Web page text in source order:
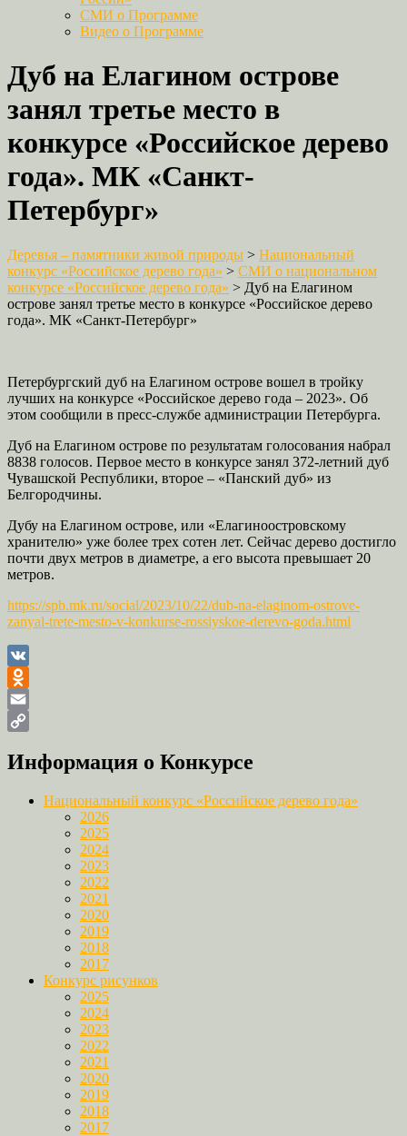
СМИ о Программе
Видео о Программе
Дуб на Елагином острове
занял третье место в
конкурсе «Российское дерево
года». МК «Санкт-
Петербург»
Деревья – памятники живой природы > Национальный
конкурс «Российское дерево года» > СМИ о национальном
конкурсе «Российское дерево года» > Дуб на Елагином
острове занял третье место в конкурсе «Российское дерево
года». МК «Санкт-Петербург»
Петербургский дуб на Елагином острове вошел в тройку
лучших на конкурсе «Российское дерево года – 2023». Об
этом сообщили в пресс-службе администрации Петербурга.
Дуб на Елагином острове по результатам голосования набрал
8838 голосов. Первое место в конкурсе занял 372-летний дуб
Чувашской Республики, второе – «Панский дуб» из
Белгородчины.
Дубу на Елагином острове, или «Елагиноостровскому
хранителю» уже более трех сотен лет. Сейчас дерево достигло
почти двух метров в диаметре, а его высота превышает 20
метров.
https://spb.mk.ru/social/2023/10/22/dub-na-elaginom-ostrove-
zanyal-trete-mesto-v-konkurse-rossiyskoe-derevo-goda.html
VK
Odnoklassniki
Email
Link
Информация о Конкурсе
Национальный конкурс «Российское дерево года»
2026
2025
2024
2023
2022
2021
2020
2019
2018
2017
Конкурс рисунков
2025
2024
2023
2022
2021
2020
2019
2018
2017